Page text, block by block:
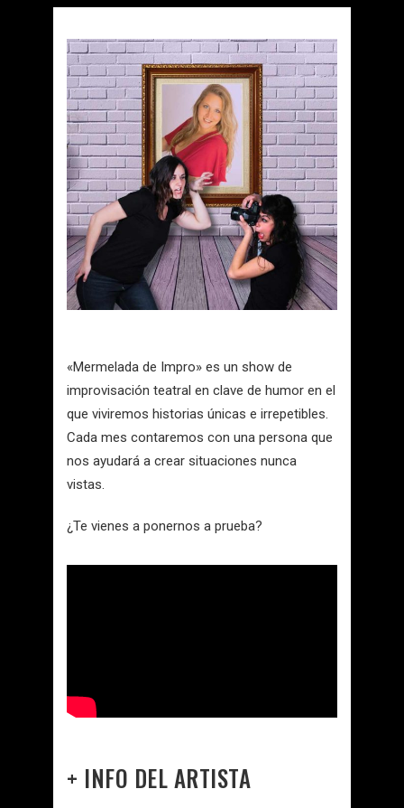
«Mermelada de Impro» es un show de
improvisación teatral en clave de humor en el
que viviremos historias únicas e irrepetibles.
Cada mes contaremos con una persona que
nos ayudará a crear situaciones nunca
vistas.
¿Te vienes a ponernos a prueba?
+ INFO DEL ARTISTA